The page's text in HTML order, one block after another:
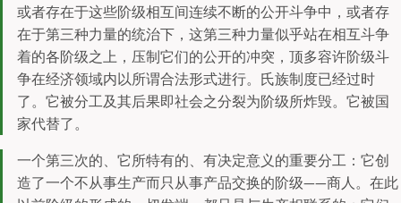
或者存在于这些阶级相互间连续不断的公开斗争中，或者存
在于第三种力量的统治下，这第三种力量似乎站在相互斗争
着的各阶级之上，压制它们的公开的冲突，顶多容许阶级斗
争在经济领域内以所谓合法形式进行。氏族制度已经过时
了。它被分工及其后果即社会之分裂为阶级所炸毁。它被国
家代替了。
一个第三次的、它所特有的、有决定意义的重要分工：它创
造了一个不从事生产而只从事产品交换的阶级——商人。在此